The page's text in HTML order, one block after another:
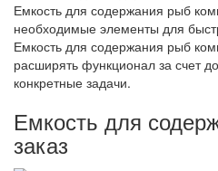
Емкость для содержания рыб
необходимые элементы для
Емкость для содержания рыб
расширять функционал за счет
конкретные задачи.
Емкость для
заказ